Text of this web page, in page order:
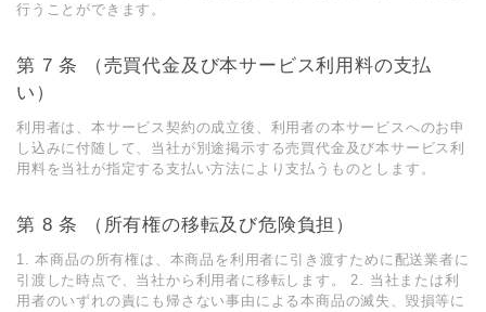
⾏うことができます。
第 7 条 （売買代⾦及び本サービス利⽤料の⽀払
い）
利⽤者は、本サービス契約の成⽴後、利⽤者の本サービスへのお申
し込みに付随して、当社が別途掲⽰する売買代⾦及び本サービス利
⽤料を当社が指定する⽀払い⽅法により⽀払うものとします。
第 8 条 （所有権の移転及び危険負担）
1. 本商品の所有権は、本商品を利⽤者に引き渡すために配送業者に
引渡した時点で、当社から利⽤者に移転します。 2. 当社または利
⽤者のいずれの責にも帰さない事由による本商品の滅失、毀損等に